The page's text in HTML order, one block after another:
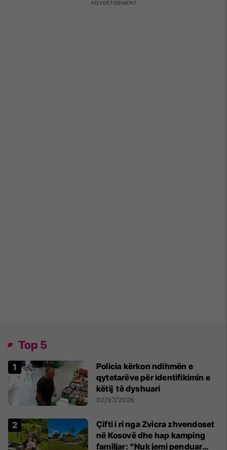
Top 5
Policia kërkon ndihmën e
qytetarëve për identifikimin e
këtij të dyshuari
02/07/2026
Çifti i ri nga Zvicra zhvendoset
në Kosovë dhe hap kamping
familjar: "Nuk jemi penduar